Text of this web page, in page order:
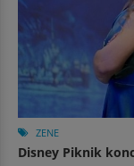
ZENE
Disney Piknik